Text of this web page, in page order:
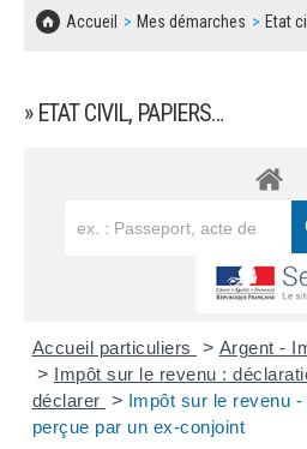
Accueil Mes démarches Etat
» ETAT CIVIL, PAPIERS…
Accueil particuliers > Argent -
> Impôt sur le revenu :
déclarer > Impôt sur le revenu
perçue par un ex-conjoint
CONCERTATIONS PUBLIQUES
SOLIDARITÉ, LOGEMENT
SÉNIORS
DECHETS
SIGNALEMENTS
BESOIN D'UNE AIDE ?
LES ASSOCIATIONS
MARCHÉS PUBLICS
DOCUMENT D'INFORMATION
REGLEMENT LOCAL DE PUBLICITÉ
DECLARATION DE DEMARCHAGE
DOSSIER DE DEMANDE DE
DEMANDE DE PRÊT DE MATERIEL